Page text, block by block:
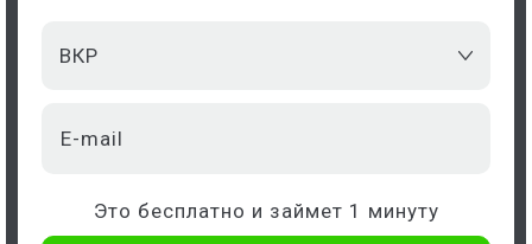
ВКР
Это бесплатно и займет 1 минуту